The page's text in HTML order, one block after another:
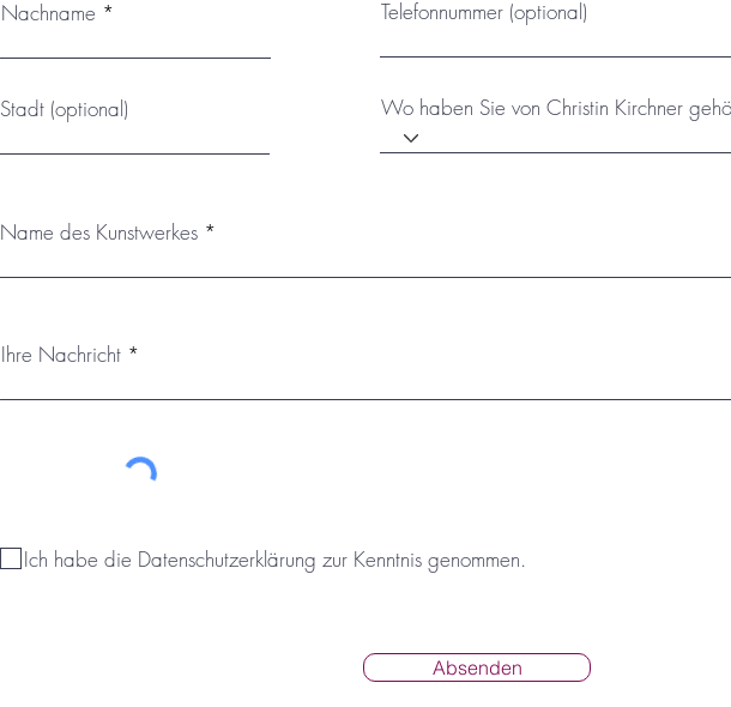
Nachname
Stadt (optional)
Telefonnummer (optional)
Wo haben Sie von Christin Kirchner
Name des Kunstwerkes
Ihre Nachricht
Ich habe die Datenschutzerklärung zur Kenntnis genommen.
Absenden